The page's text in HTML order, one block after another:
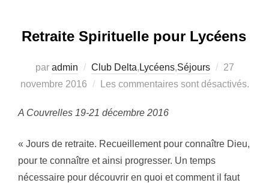
Retraite Spirituelle pour Lycéens
par admin Club Delta, Lycéens,Séjours
Publié
le
27
novembre 2016
Les commentaires sont désactivés.
A Couvrelles 19-21 décembre 2016
« Jours de retraite. Recueillement pour connaître Dieu,
pour te connaître et ainsi progresser. Un temps
nécessaire pour découvrir en quoi et comment il faut